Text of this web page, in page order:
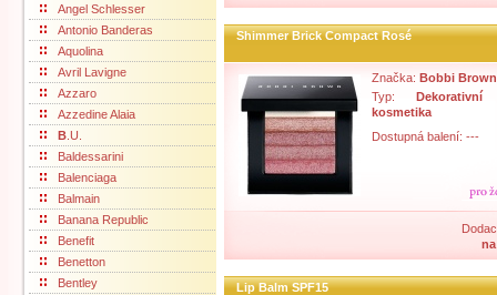
Angel Schlesser
Antonio Banderas
Aquolina
Avril Lavigne
Azzaro
Azzedine Alaia
B .U.
Baldessarini
Balenciaga
Balmain
Banana Republic
Benefit
Benetton
Bentley
Shimmer Brick Compact Rosé
Značka: Bobbi Brown
Typ:
Dekorativní
kosmetika
Dostupná balení: ---
Lip Balm SPF15